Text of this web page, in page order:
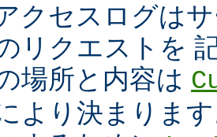
クセスログは
リクエストを
場所と内容は
より決まりま